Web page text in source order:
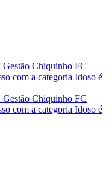
Chiquinho FC
com a categoria Idoso é
Chiquinho FC
com a categoria Idoso é